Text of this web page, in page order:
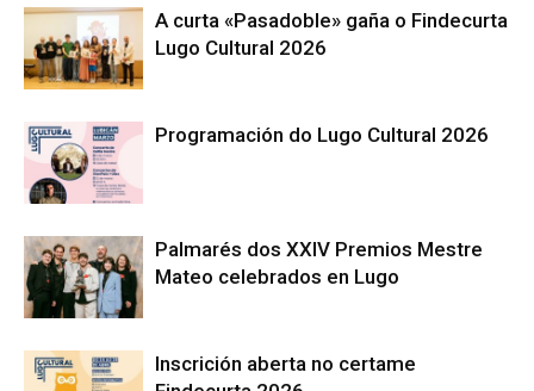
A curta «Pasadoble» gaña o Findecurta
Lugo Cultural 2026
Programación do Lugo Cultural 2026
Palmarés dos XXIV Premios Mestre
Mateo celebrados en Lugo
Inscrición aberta no certame